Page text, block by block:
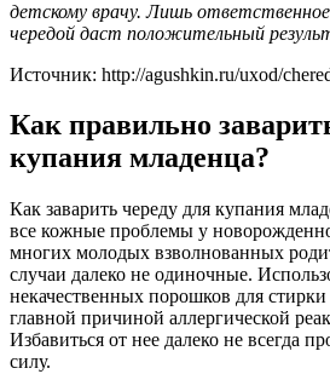
детскому врачу. Лишь ответственное
чередой даст положительный
Источник: http://agushkin.ru/uxod/
Как правильно
купания младенца?
Как заварить череду для купания
все кожные проблемы у
многих молодых взволнованных
случаи далеко не одиночные.
некачественных порошков для стирки
главной причиной аллергической
Избавиться от нее далеко не всегда
силу.